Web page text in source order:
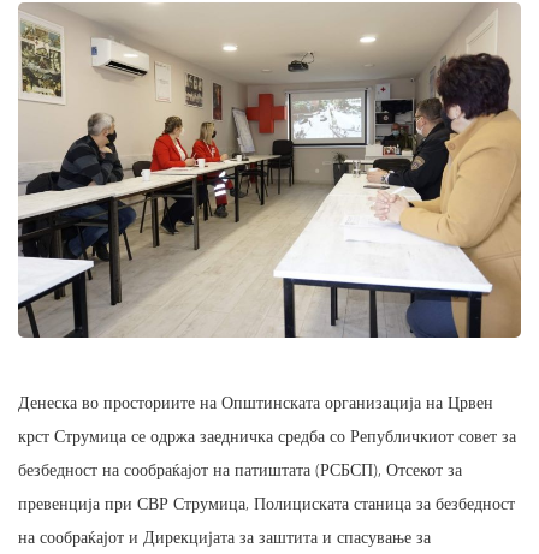
Денеска во просториите на Општинската организација на Црвен
крст Струмица се одржа заедничка средба со Републичкиот совет за
безбедност на сообраќајот на патиштата (РСБСП), Отсекот за
превенција при СВР Струмица, Полициската станица за безбедност
на сообраќајот и Дирекцијата за заштита и спасување за